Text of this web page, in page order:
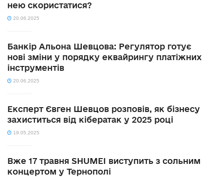
нею скористатися?
20.06.2025
Банкір Альона Шевцова: Регулятор готує
нові зміни у порядку еквайрингу платіжних
інструментів
20.06.2025
Експерт Євген Шевцов розповів, як бізнесу
захиститься від кібератак у 2025 році
19.05.2025
Вже 17 травня SHUMEI виступить з сольним
концертом у Тернополі